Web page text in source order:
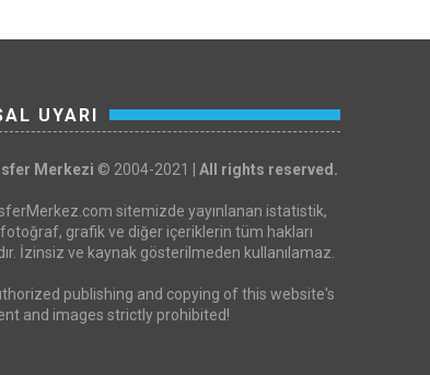
UYARI
Merkezi © 2004-2021 | All rights reserved.
sitemizde yayınlanan istatistik,
fotoğraf, grafik ve diğer içeriklerin tüm hakları
İzinsiz ve kaynak gösterilmeden kullanılamaz.
publishing and copying of this website's
and images strictly prohibited!